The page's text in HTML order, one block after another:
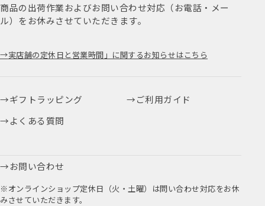
商品の出荷作業およびお問い合わせ対応（お電話・メー
ル）をお休みさせていただきます。
実店舗の定休日と営業時間」に関するお知らせはこちら
ギフトラッピング
ご利用ガイド
よくある質問
お問い合わせ
※オンラインショップ定休日（火・土曜）は問い合わせ対応をお休
みさせていただきます。